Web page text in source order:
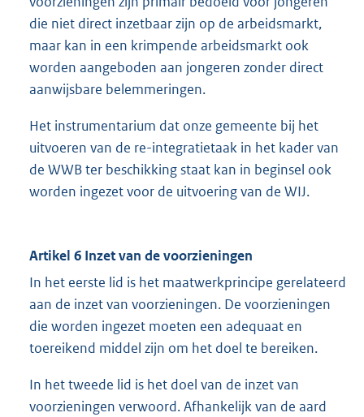
die niet direct inzetbaar zijn op de arbeidsmarkt,
maar kan in een krimpende arbeidsmarkt ook
worden aangeboden aan jongeren zonder direct
aanwijsbare belemmeringen.
Het instrumentarium dat onze gemeente bij het
uitvoeren van de re-integratietaak in het kader van
de WWB ter beschikking staat kan in beginsel ook
worden ingezet voor de uitvoering van de WIJ.
Artikel 6 Inzet van de voorzieningen
In het eerste lid is het maatwerkprincipe gerelateerd
aan de inzet van voorzieningen. De voorzieningen
die worden ingezet moeten een adequaat en
toereikend middel zijn om het doel te bereiken.
In het tweede lid is het doel van de inzet van
voorzieningen verwoord. Afhankelijk van de aard